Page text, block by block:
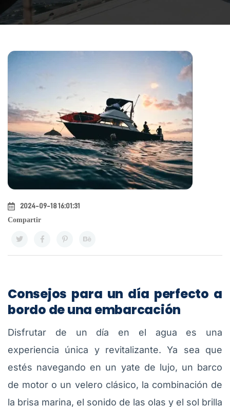
2024-09-18 16:01:31
Compartir
Consejos para un día perfecto a
bordo de una embarcación
Disfrutar de un día en el agua es una
experiencia única y revitalizante. Ya sea que
estés navegando en un yate de lujo, un barco
de motor o un velero clásico, la combinación de
la brisa marina, el sonido de las olas y el sol brilla